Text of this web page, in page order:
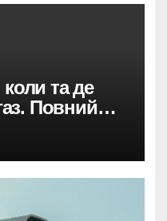
коли та де
Повний